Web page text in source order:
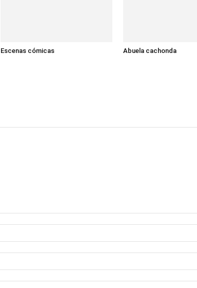
Escenas cómicas Abuela cachonda